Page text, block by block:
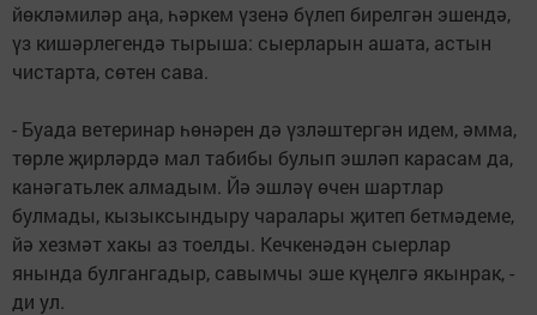
йөкләмиләр аңа, һәркем үзенә бүлеп бирелгән эшендә,
үз кишәрлегендә тырыша: сыерларын ашата, астын
чистарта, сөтен сава.
- Буада ветеринар һөнәрен дә үзләштергән идем, әмма,
төрле җирләрдә мал табибы булып эшләп карасам да,
канәгатьлек алмадым. Йә эшләү өчен шартлар
булмады, кызыксындыру чаралары җитеп бетмәдеме,
йә хезмәт хакы аз тоелды. Кечкенәдән сыерлар
янында булгангадыр, савымчы эше күңелгә якынрак, -
ди ул.